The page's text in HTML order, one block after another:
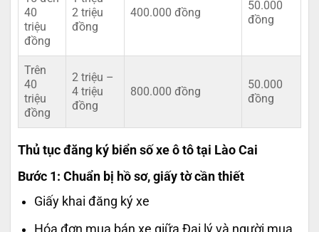
40
triệu
đồng
2 triệu
đồng
400.000 đồng
50.000
đồng
Trên
40
triệu
đồng
2 triệu –
4 triệu
đồng
800.000 đồng
50.000
đồng
Thủ tục đăng ký biển số xe ô tô tại Lào Cai
Bước 1: Chuẩn bị hồ sơ, giấy tờ cần thiết
Giấy khai đăng ký xe
Hóa đơn mua bán xe giữa Đại lý và người mua